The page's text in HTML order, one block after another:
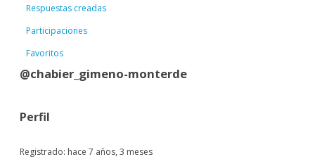
Respuestas creadas
Participaciones
Favoritos
@chabier_gimeno-monterde
Perfil
Registrado: hace 7 años, 3 meses